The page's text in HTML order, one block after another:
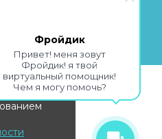
Фройдик
Привет! меня зовут
Фройдик! я твой
виртуальный помощник!
Чем я могу помочь?